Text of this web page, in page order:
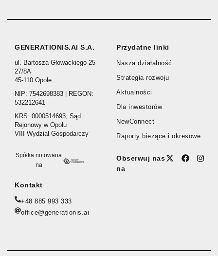
GENERATIONIS.AI S.A.
ul. Bartosza Głowackiego 25-
27/8A
45-110 Opole
NIP: 7542698383 | REGON:
532212641
KRS: 0000514693; Sąd
Rejonowy w Opolu
VIII Wydział Gospodarczy
Kontakt
+48 885 993 333
office@generationis.ai
Spółka notowana
na
Przydatne linki
Nasza działalność
Strategia rozwoju
Aktualności
Dla inwestorów
NewConnect
Raporty bieżące i okresowe
Obserwuj nas
na